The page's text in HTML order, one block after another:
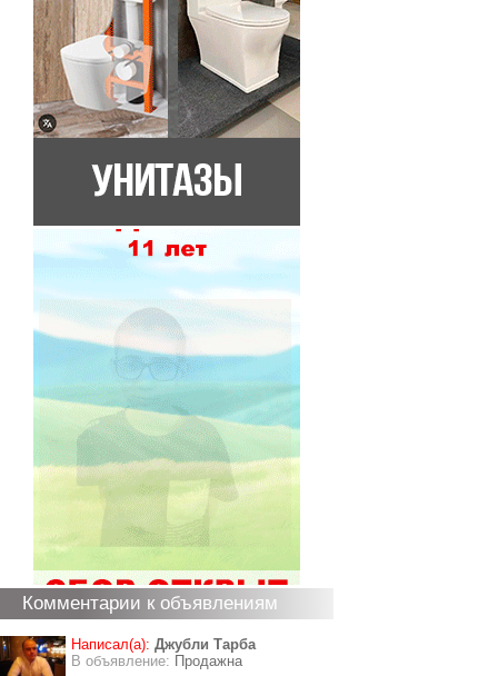
Комментарии к объявлениям
Написал(а): Джубли Тарба
В объявление: Продажна